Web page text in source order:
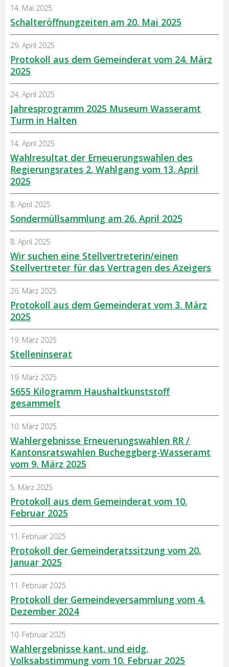
Schalteröffnungzeiten am 20. Mai 2025
14. Mai 2025
Protokoll aus dem Gemeinderat vom 24. März
2025
29. April 2025
Jahresprogramm 2025 Museum Wasseramt
Turm in Halten
24. April 2025
Wahlresultat der Erneuerungswahlen des
Regierungsrates 2. Wahlgang vom 13. April
2025
14. April 2025
Sondermüllsammlung am 26. April 2025
8. April 2025
Wir suchen eine Stellvertreterin/einen
Stellvertreter für das Vertragen des Azeigers
8. April 2025
Protokoll aus dem Gemeinderat vom 3. März
2025
26. März 2025
Stelleninserat
19. März 2025
5655 Kilogramm Haushaltkunststoff
gesammelt
19. März 2025
Wahlergebnisse Erneuerungswahlen RR /
Kantonsratswahlen Bucheggberg-Wasseramt
vom 9. März 2025
10. März 2025
Protokoll aus dem Gemeinderat vom 10.
Februar 2025
5. März 2025
Protokoll der Gemeinderatssitzung vom 20.
Januar 2025
11. Februar 2025
Protokoll der Gemeindeversammlung vom 4.
Dezember 2024
11. Februar 2025
Wahlergebnisse kant. und eidg.
Volksabstimmung vom 10. Februar 2025
10. Februar 2025